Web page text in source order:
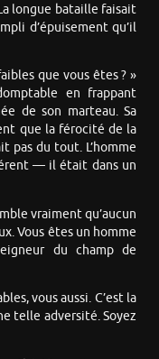
longue bataille faisait
d’épuisement qu’il
que vous êtes ? »
en frappant
de son marteau. Sa
que la férocité de la
pas du tout. L’homme
— il était dans un
vraiment qu’aucun
Vous êtes un homme
du champ de
vous aussi. C’est la
telle adversité. Soyez